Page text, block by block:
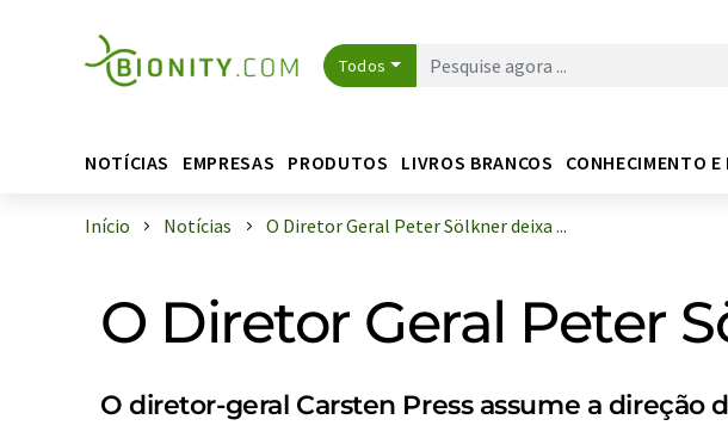
Todos
NOTÍCIAS EMPRESAS PRODUTOS LIVROS BRANCOS CONHECIMENTO E
Início Notícias O Diretor Geral Peter Sölkner deixa ...
O Diretor Geral Peter
O diretor-geral Carsten Press assume a direção